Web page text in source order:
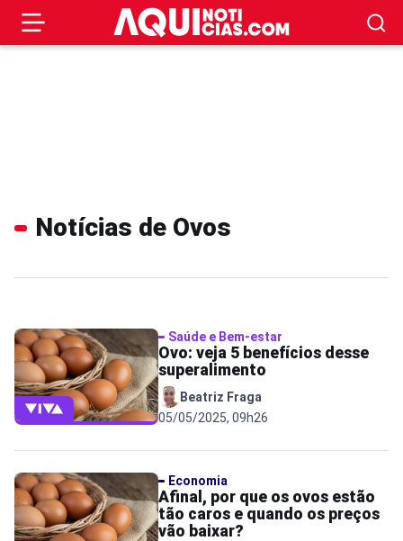
Notícias de Ovos
Saúde e Bem-estar
Ovo: veja 5 benefícios desse
superalimento
Beatriz Fraga
05/05/2025, 09h26
Economia
Afinal, por que os ovos estão
tão caros e quando os preços
vão baixar?